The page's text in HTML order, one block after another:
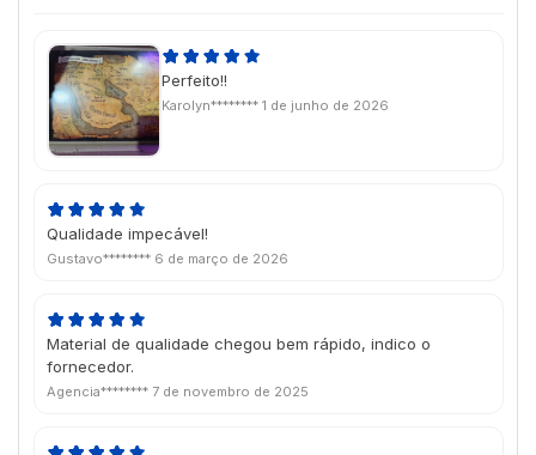
Perfeito!!
Karolyn******** 1 de junho de 2026
Qualidade impecável!
Gustavo******** 6 de março de 2026
Material de qualidade chegou bem rápido, indico o
fornecedor.
Agencia******** 7 de novembro de 2025